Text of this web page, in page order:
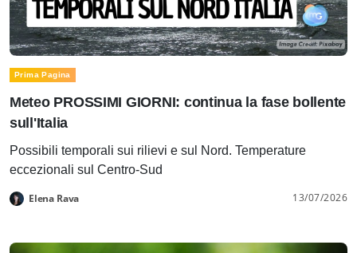
Prima Pagina
Meteo PROSSIMI GIORNI: continua la fase bollente
sull'Italia
Possibili temporali sui rilievi e sul Nord. Temperature
eccezionali sul Centro-Sud
Elena Rava 13/07/2026